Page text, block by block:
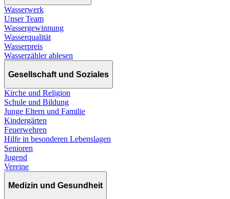
Wasserwerk
Unser Team
Wassergewinnung
Wasserqualität
Wasserpreis
Wasserzähler ablesen
Gesellschaft und Soziales
Kirche und Religion
Schule und Bildung
Junge Eltern und Familie
Kindergärten
Feuerwehren
Hilfe in besonderen Lebenslagen
Senioren
Jugend
Vereine
Medizin und Gesundheit